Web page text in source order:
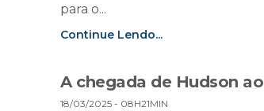
para o...
Continue Lendo...
A chegada de Hudson
18/03/2025 - 08H21MIN